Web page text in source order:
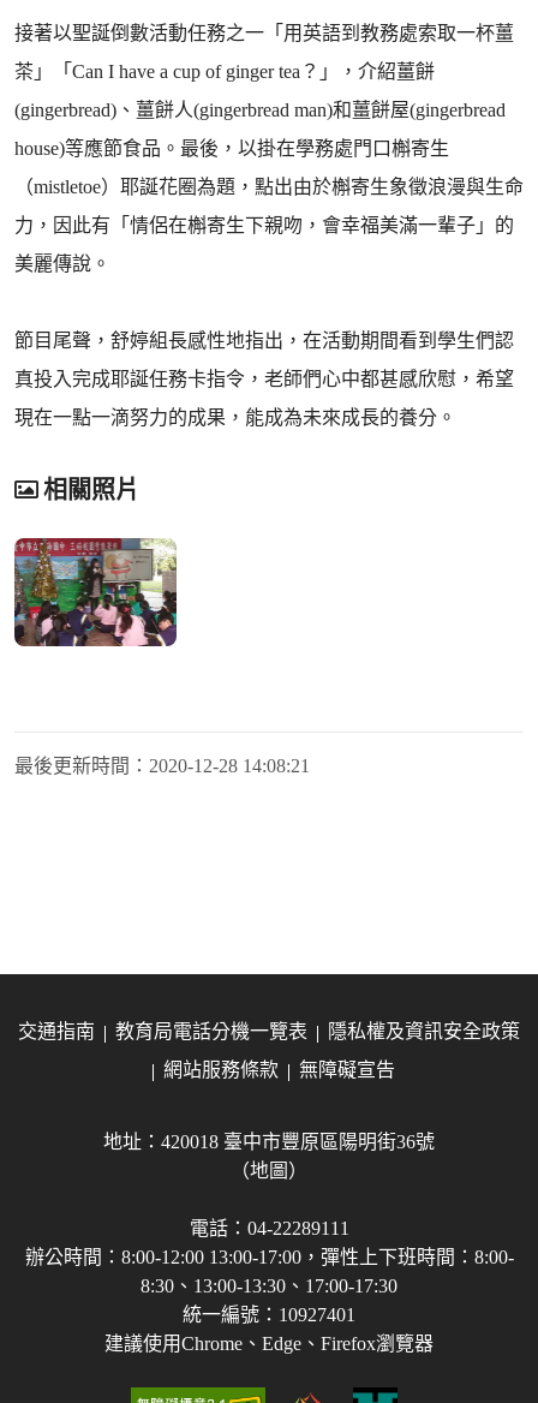
接著以聖誕倒數活動任務之一「用英語到教務處索取一杯薑
茶」「Can I have a cup of ginger tea？」，介紹薑餅
(gingerbread)、薑餅人(gingerbread man)和薑餅屋(gingerbread
house)等應節食品。最後，以掛在學務處門口槲寄生
（mistletoe）耶誕花圈為題，點出由於槲寄生象徵浪漫與生命
力，因此有「情侶在槲寄生下親吻，會幸福美滿一輩子」的
美麗傳說。
節目尾聲，舒婷組長感性地指出，在活動期間看到學生們認
真投入完成耶誕任務卡指令，老師們心中都甚感欣慰，希望
現在一點一滴努力的成果，能成為未來成長的養分。
相關照片
最後更新時間： 2020-12-28 14:08:21
交通指南 教育局電話分機一覽表
隱私權及資訊安全政策
網站服務條款
無障礙宣告
地址：420018 臺中市豐原區陽明街36號
（地圖）
電話：04-22289111
辦公時間：8:00-12:00 13:00-17:00，彈性上下班時間：8:00-
8:30、13:00-13:30、17:00-17:30
統一編號：10927401
建議使用Chrome、Edge、Firefox瀏覽器